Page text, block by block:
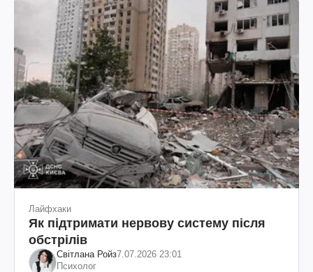
Лайфхаки
Як підтримати нервову систему після
обстрілів
Світлана Ройз7.07.2026 23:01
Психолог